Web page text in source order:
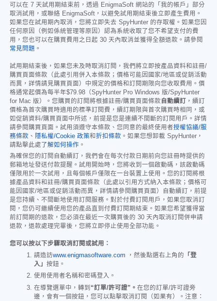
可以在 7 天試用期結束前，透過 EnigmaSoft 網站的「我的帳戶」部分
取消試用，或聯絡 EnigmaSoft，以避免試用期結束後立即產生費用。
如果您在試用期內取消，您將立即失去 SpyHunter 的存取權。如果您因
任何原因（例如係統管理等原因）認為系統收取了您不希望支付的費
用，您也可以在購買費用之日起 30 天內取消並獲得全額退款。請參閱
常見問題 。
試用期結束後，如果您未及時取消訂閱，我們將立即按產品資料和註冊/
購買頁面條款（此處引用併入本條款；價格可能因國家/地區或促銷活動
而異，詳情請見購買頁面）中規定的價格和訂閱期限向您收取費用。價
格通常起價為每半年$79.98 （SpyHunter Pro Windows 版/SpyHunter
for Mac 版）。您購買的訂閱將根據註冊/購買頁面條款 自動續訂 ，續訂
價格為首次購買時適用的標準訂閱費，續訂期限與首次購買時相同，或
如促銷資料/購買頁面中所述，前提是您是連續不間斷的訂閱用戶。詳情
請參閱購買頁面。試用須遵守本條款、您同意的最終使用者授權協議/服
務條款 、 隱私權/Cookie 政策和折扣條款 。如果您想卸載 SpyHunter，
請點擊此處了解如何操作 。
為確保您的訂閱自動續訂，我們會在每次付款日期前向您註冊時提供的
郵箱地址發送付款提醒。試用開始時，您將收到一個啟動碼，該啟動碼
僅限用於一次試用，且每個帳戶僅限在一台裝置上使用。您的訂閱將根
據產品資料和註冊/購買頁面條款（此處以引用方式納入本條款；價格可
能因國家/地區或促銷活動而異，詳情請參閱購買頁面）自動續訂，前提
是您持續、不間斷地使用訂閱服務。對於付費訂閱用戶，如果您取消訂
閱，您仍可繼續使用您的產品直到付費訂閱期結束。如果您希望獲得當
前訂閱期的退款，您必須在最近一次購買後的 30 天內取消訂閱併申請
退款，退款處理完畢後，您將立即停止使用全部功能。
您可以按以下步驟取消訂閱或試用：
請造訪www.enigmasoftware.com ，然後點選右上角的 「登
入」 按鈕。
使用使用者名稱和密碼登入。
在導覽選單中，轉到 “訂單/許可證”。 在您的訂單/許可證旁
邊，會有一個按鈕，您可以點擊取消訂閱（如果有）。注意：